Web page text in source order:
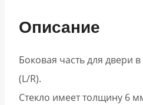
Описание
Боковая часть для двери
(L/R).
Стекло имеет толщину 6